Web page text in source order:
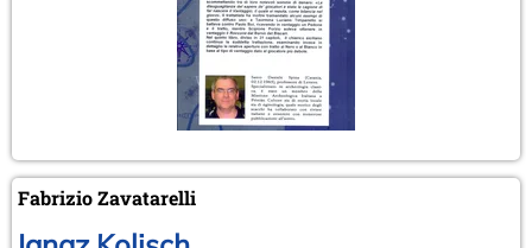
Fabrizio Zavatarelli